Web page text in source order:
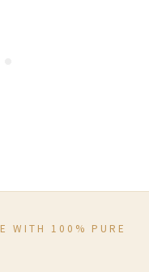
WITH 100% PURE